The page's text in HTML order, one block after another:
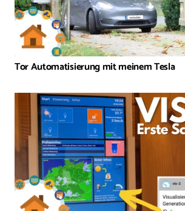
Tor Automatisierung mit meinem Tesla